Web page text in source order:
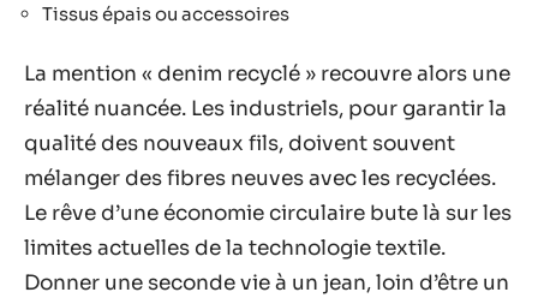
Tissus épais ou accessoires
La mention « denim recyclé » recouvre alors une
réalité nuancée. Les industriels, pour garantir la
qualité des nouveaux fils, doivent souvent
mélanger des fibres neuves avec les recyclées.
Le rêve d’une économie circulaire bute là sur les
limites actuelles de la technologie textile.
Donner une seconde vie à un jean, loin d’être un